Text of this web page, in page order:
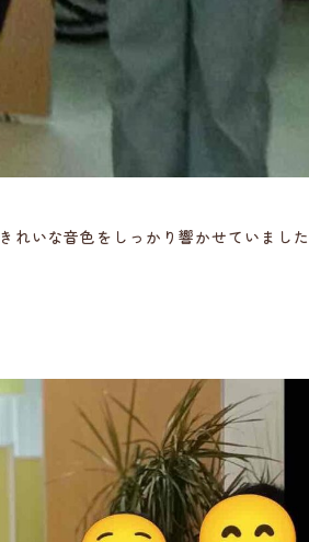
きれいな音色をしっかり響かせていまし